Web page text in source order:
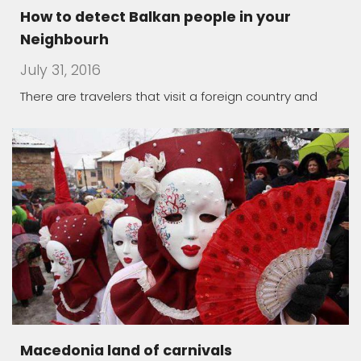
How to detect Balkan people in your
Neighbourh
July 31, 2016
There are travelers that visit a foreign country and
Macedonia land of carnivals